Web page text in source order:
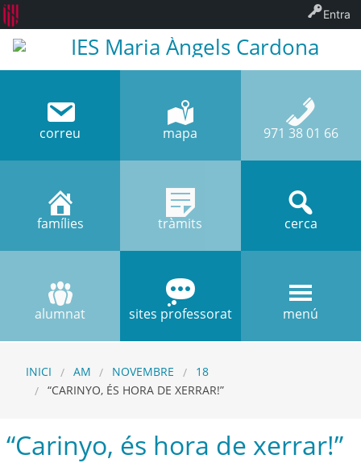
IES Maria Àngels Cardona
correu mapa 971 38 01 66
famílies tràmits cerca
alumnat sites professorat menú
INICI AM NOVEMBRE
18
“CARINYO, ÉS HORA DE XERRAR!”
“Carinyo, és hora de xerrar!”
Entra